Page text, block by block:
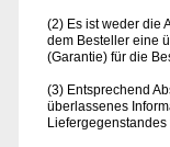
(2) Es ist weder die
dem Besteller eine
(Garantie) für die
(3) Entsprechend
überlassenes